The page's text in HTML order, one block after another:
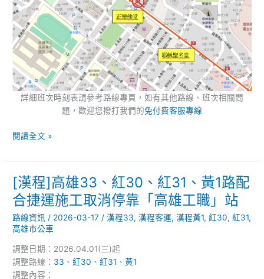
詳細班次時刻表請參考路線專頁，如有其他路線、班次相關問
題，歡迎您撥打我們的免付費客服專線
堂」
站
閱讀全文 »
[漢程]高雄33、紅30、紅31、黃1路配
合捷運施工取消停靠「高雄工職」站
路線資訊 / 2026-03-17 /漢程33,漢程客運,漢程黃1,紅30,紅31,
高雄市公車
調整日期：2026.04.01(三)起
調整路線： 33 、紅30 、紅31 、黃1
調整內容：
[漢
程]
高
雄
33、
紅
30、
紅